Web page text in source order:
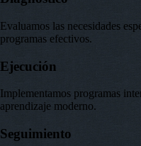
Evaluamos las necesidades
programas efectivos.
Ejecución
Implementamos programas
aprendizaje moderno.
Seguimiento